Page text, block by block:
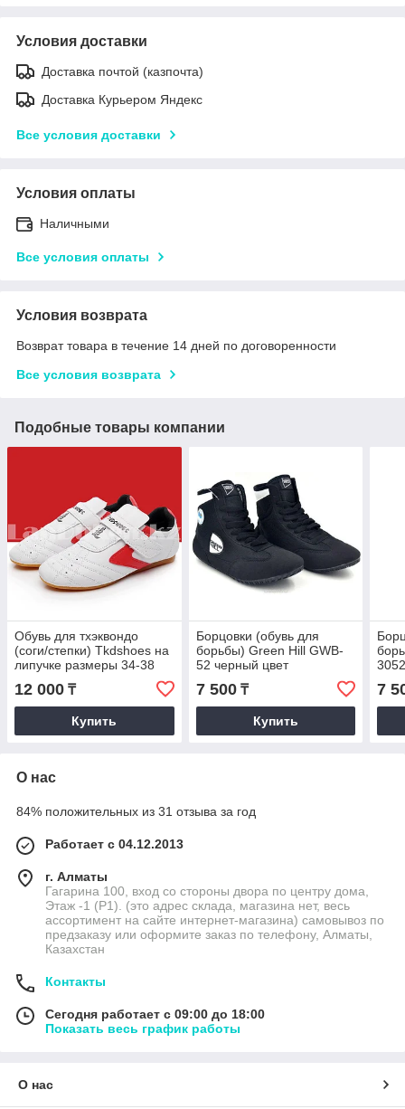
Условия доставки
Доставка почтой (казпочта)
Доставка Курьером Яндекс
Все условия доставки
Условия оплаты
Наличными
Все условия оплаты
Условия возврата
Возврат товара в течение 14 дней по договоренности
Все условия возврата
Подобные товары компании
Обувь для тхэквондо
(соги/степки) Tkdshoes на
липучке размеры 34-38
красно-белые
12 000 ₸
Купить
Борцовки (обувь для
борьбы) Green Hill GWB-
52 черный цвет
7 500₸
Купить
7
О нас
84% положительных из 31 отзыва за год
Работает с 04.12.2013
г. Алматы
Гагарина 100, вход со стороны двора по центру дома,
Этаж -1 (P1). (это адрес склада, магазина нет, весь
ассортимент на сайте интернет-магазина) самовывоз по
предзаказу или оформите заказ по телефону, Алматы,
Казахстан
Контакты
Сегодня работает с 09:00 до 18:00
Показать весь график работы
О нас